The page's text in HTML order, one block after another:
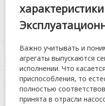
Важно учитывать и
агрегаты выпускаются
исполнении. Что
приспособления, то
полностью
принята в отрасли